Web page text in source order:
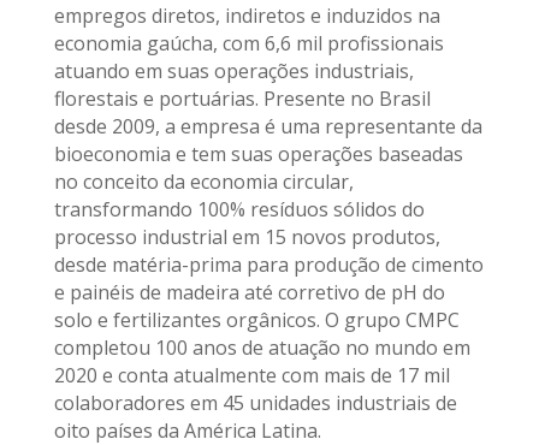
empregos diretos, indiretos e induzidos na
economia gaúcha, com 6,6 mil profissionais
atuando em suas operações industriais,
florestais e portuárias. Presente no Brasil
desde 2009, a empresa é uma representante da
bioeconomia e tem suas operações baseadas
no conceito da economia circular,
transformando 100% resíduos sólidos do
processo industrial em 15 novos produtos,
desde matéria-prima para produção de cimento
e painéis de madeira até corretivo de pH do
solo e fertilizantes orgânicos. O grupo CMPC
completou 100 anos de atuação no mundo em
2020 e conta atualmente com mais de 17 mil
colaboradores em 45 unidades industriais de
oito países da América Latina.